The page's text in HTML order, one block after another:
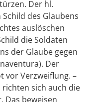
Der hl.
des Glaubens
auslöschen
die Soldaten
der Glaube gegen
Der
vor Verzweiflung. –
richten sich auch die
Das beweisen